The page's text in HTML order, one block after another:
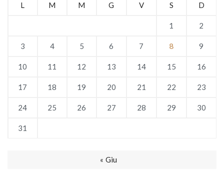
L M M G V S D
1 2
3 4 5 6 7 8 9
10 11 12 13 14 15 16
17 18 19 20 21 22 23
24 25 26 27 28 29 30
31
« Giu